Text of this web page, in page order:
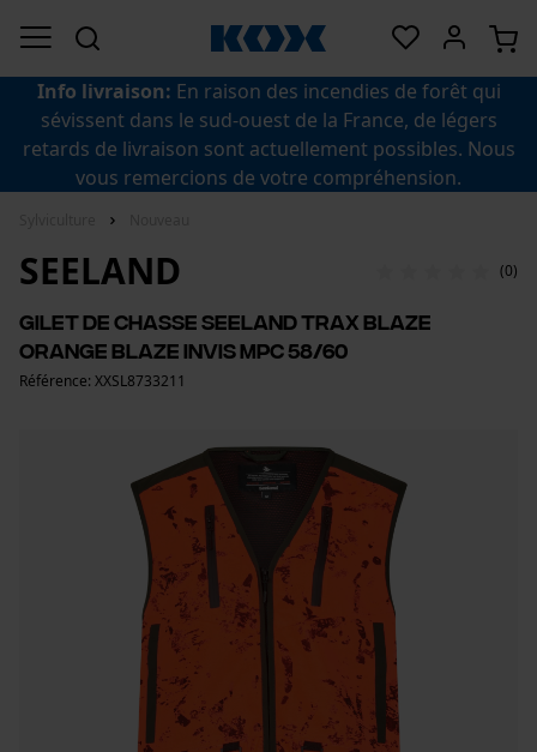
Info livraison: En raison des incendies de forêt qui
sévissent dans le sud-ouest de la France, de légers
retards de livraison sont actuellement possibles. Nous
vous remercions de votre compréhension.
SEELAND (0)
Gilet de chasse Seeland Trax Blaze
Orange Blaze InVis MPC 58/60
Référence: XXSL8733211